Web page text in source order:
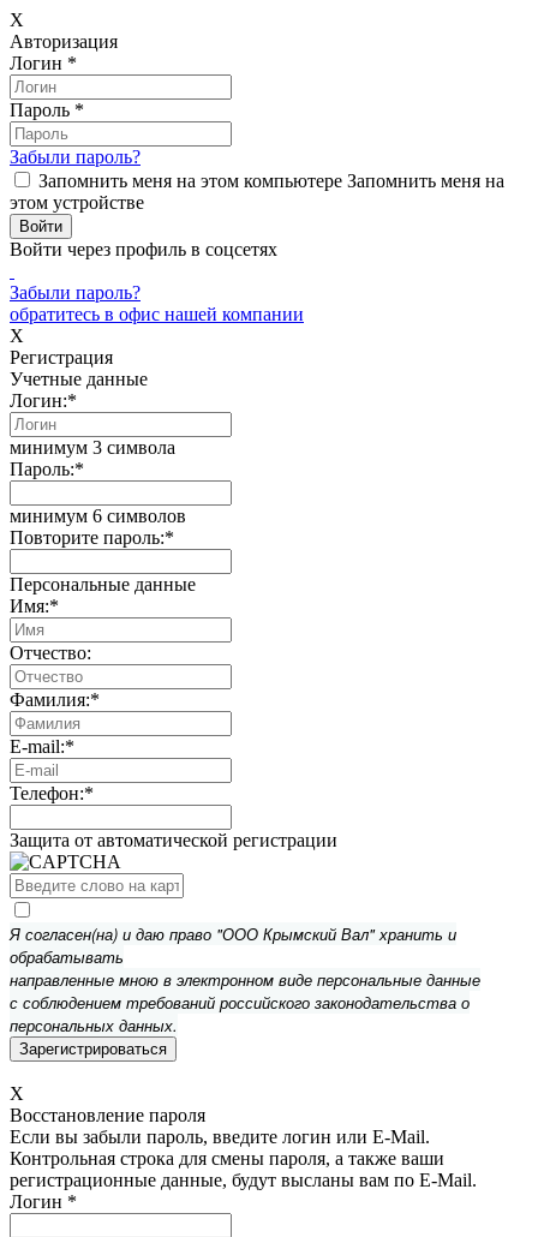
X
Авторизация
Логин *
Пароль *
Забыли пароль?
Запомнить меня на этом компьютере Запомнить меня на
этом устройстве
Войти через профиль в соцсетях
Забыли пароль?
обратитесь в офис нашей компании
X
Регистрация
Учетные данные
Логин:*
минимум 3 символа
Пароль:*
минимум 6 символов
Повторите пароль:*
Персональные данные
Имя:*
Отчество:
Фамилия:*
E-mail:*
Телефон:*
Защита от автоматической регистрации
Я согласен(на) и даю право "ООО Крымский Вал" хранить и
обрабатывать
направленные мною в электронном виде персональные данные
с соблюдением требований российского законодательства о
персональных данных.
X
Восстановление пароля
Если вы забыли пароль, введите логин или E-Mail.
Контрольная строка для смены пароля, а также ваши
регистрационные данные, будут высланы вам по E-Mail.
Логин *